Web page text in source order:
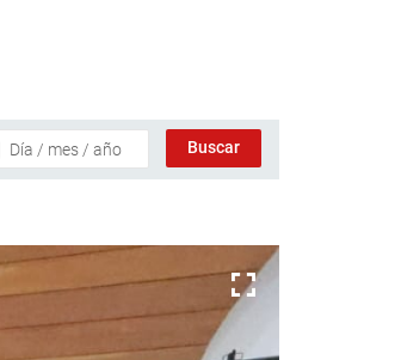
Día / mes / año